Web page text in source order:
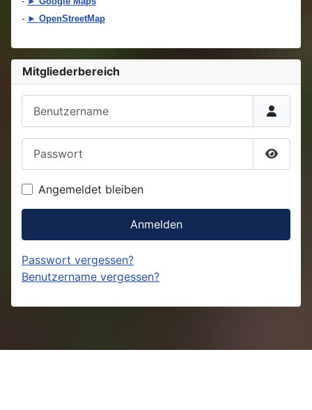
- ► OpenStreetMap
Mitgliederbereich
Angemeldet bleiben
Anmelden
Passwort vergessen?
Benutzername vergessen?